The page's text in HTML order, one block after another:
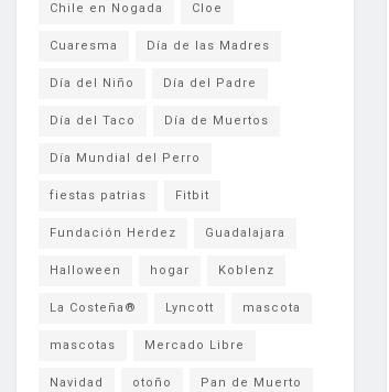
Chile en Nogada Cloe
Cuaresma Día de las Madres
Día del Niño Día del Padre
Día del Taco Día de Muertos
Día Mundial del Perro
fiestas patrias Fitbit
Fundación Herdez Guadalajara
Halloween hogar Koblenz
La Costeña® Lyncott mascota
mascotas Mercado Libre
Navidad otoño Pan de Muerto